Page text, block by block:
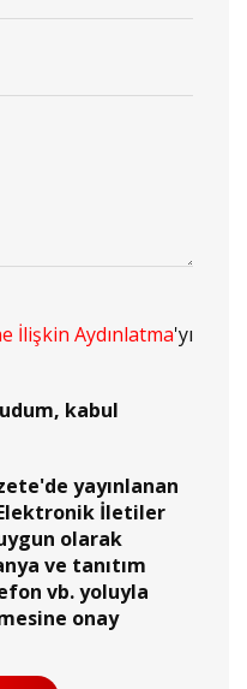
İlişkin Aydınlatma'yı
kabul
yayınlanan
İletiler
olarak
ve tanıtım
vb. yoluyla
onay